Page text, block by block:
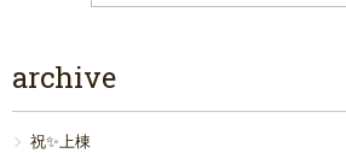
archive
祝✨上棟